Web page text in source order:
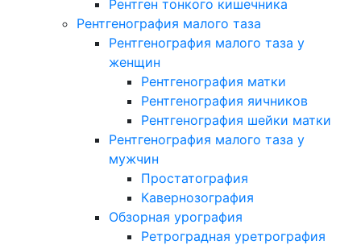
Рентген тонкого кишечника
Рентгенография малого таза
Рентгенография малого таза у
женщин
Рентгенография матки
Рентгенография яичников
Рентгенография шейки матки
Рентгенография малого таза у
мужчин
Простатография
Кавернозография
Обзорная урография
Ретроградная уретрография